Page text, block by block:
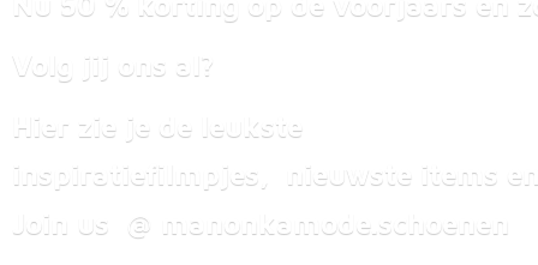
Volg jij ons al?
Hier zie je de leukste
inspiratiefilmpjes, nieuwste items
Join us @ manonkamode.schoenen